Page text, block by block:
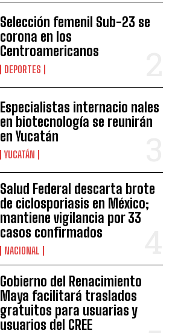
Selección femenil Sub-23 se
corona en los
Centroamericanos
DEPORTES
Especialistas internacio nales
en biotecnología se reunirán
en Yucatán
YUCATÁN
Salud Federal descarta brote
de ciclosporiasis en México;
mantiene vigilancia por 33
casos confirmados
NACIONAL
Gobierno del Renacimiento
Maya facilitará traslados
gratuitos para usuarias y
usuarios del CREE